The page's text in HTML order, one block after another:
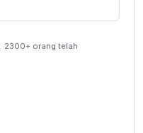
2300+ orang telah